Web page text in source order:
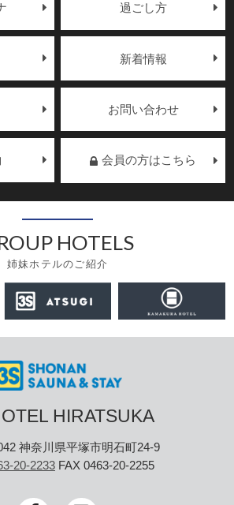
過ごし方
新着情報
お問い合わせ
会員の方はこちら
HOTELS
姉妹ホテルのご紹介
HIRATSUKA
神奈川県平塚市明石町24-9
20-2233 FAX 0463-20-2255